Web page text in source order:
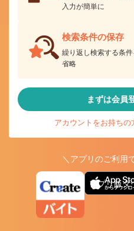
入力が簡単に
検索条件の保存
繰り返し検索する条
省略
まずは会員
アカウントをお持ちの
＼アプリのご利用
アプリ版ダ